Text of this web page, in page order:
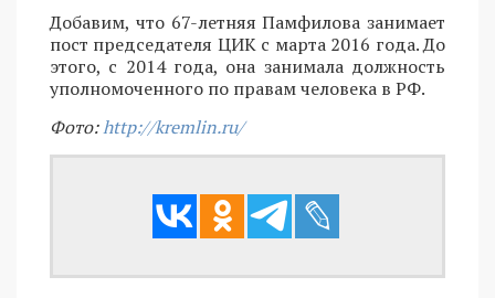
Добавим, что 67-летняя Памфилова занимает
пост председателя ЦИК с марта 2016 года. До
этого, с 2014 года, она занимала должность
уполномоченного по правам человека в РФ.
Фото:http://kremlin.ru/